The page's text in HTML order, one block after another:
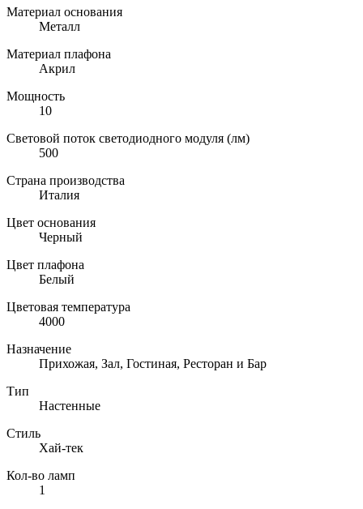
Материал основания
Металл
Материал плафона
Акрил
Мощность
10
Световой поток светодиодного модуля (лм)
500
Страна производства
Италия
Цвет основания
Черный
Цвет плафона
Белый
Цветовая температура
4000
Назначение
Прихожая, Зал, Гостиная, Ресторан и Бар
Тип
Настенные
Стиль
Хай-тек
Кол-во ламп
1